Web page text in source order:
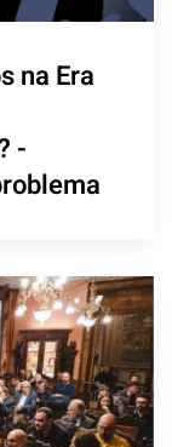
na Era
-